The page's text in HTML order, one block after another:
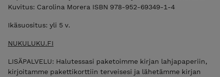
Kuvitus: Carolina Morera ISBN 978-952-69349-1-4
Ikäsuositus: yli 5 v.
NUKULUKU.FI
LISÄPALVELU: Halutessasi paketoimme kirjan lahjapaperiin,
kirjoitamme pakettikorttiin terveisesi ja lähetämme kirjan